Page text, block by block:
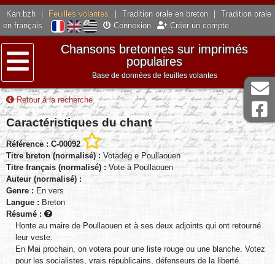
Kan.bzh Feuilles volantes Tradition orale en breton
Tradition orale
en français
Connexion Créer un compte
Menu
Chansons bretonnes sur imprimés
populaires
Base de données de feuilles volantes
Retour à la recherche
Caractéristiques du chant
Référence : C-00092
Titre breton (normalisé) :Votadeg e Poullaouen
Titre français (normalisé) :Vote à Poullaouen
Auteur (normalisé) :
Genre : En vers
Langue : Breton
Résumé :
Honte au maire de Poullaouen et à ses deux adjoints qui ont retourné
leur veste.
En Mai prochain, on votera pour une liste rouge ou une blanche. Votez
pour les socialistes, vrais républicains, défenseurs de la liberté.